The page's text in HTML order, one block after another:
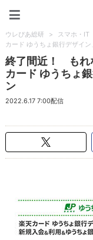
ウレぴあ総研 > スマホ・IT
カード ゆうちょ銀行デザイ
終了間近！ もれ
カード ゆうちょ
ン
2022.6.17 7:00配信